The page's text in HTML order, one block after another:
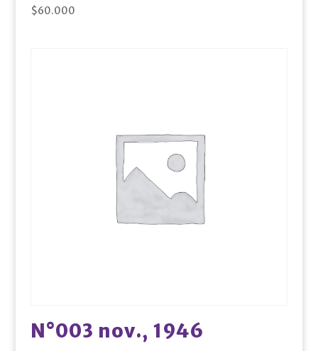
$60.000
N°003 nov., 1946